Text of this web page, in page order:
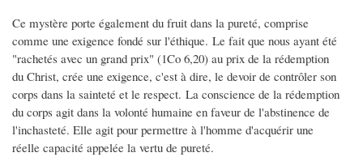
Ce mystère porte également du fruit dans la pureté, comprise
comme une exigence fondé sur l'éthique. Le fait que nous ayant été
"rachetés avec un grand prix" (1Co 6,20) au prix de la rédemption
du Christ, crée une exigence, c'est à dire, le devoir de contrôler son
corps dans la sainteté et le respect. La conscience de la rédemption
du corps agit dans la volonté humaine en faveur de l'abstinence de
l'inchasteté. Elle agit pour permettre à l'homme d'acquérir une
réelle capacité appelée la vertu de pureté.